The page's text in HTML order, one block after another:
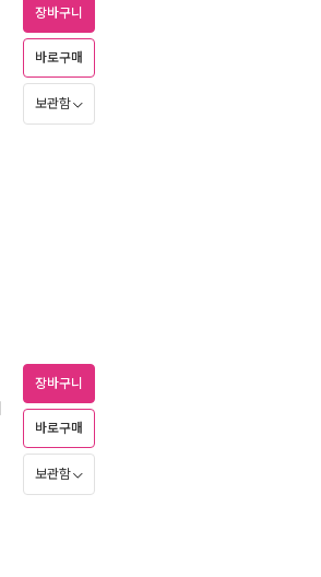
장바구니
바로구매
보관함
장바구니
바로구매
보관함